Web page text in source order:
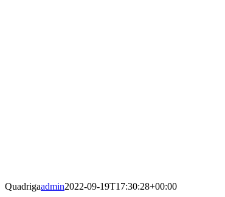
Quadrigaadmin2022-09-19T17:30:28+00:00